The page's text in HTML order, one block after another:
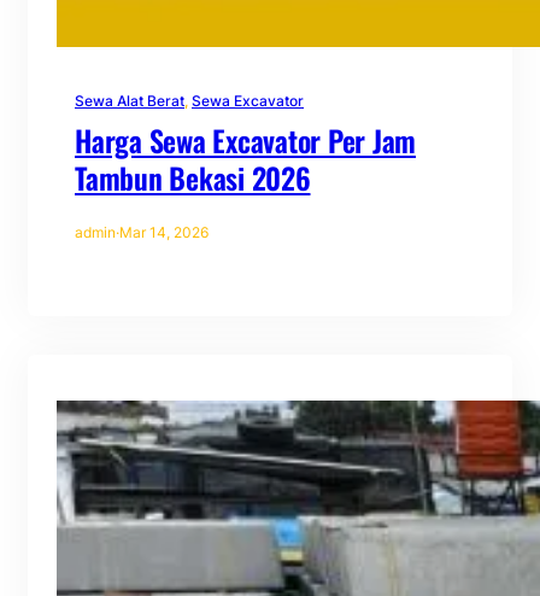
Sewa Alat Berat, Sewa Excavator
Harga Sewa Excavator Per Jam
Tambun Bekasi 2026
admin·Mar 14, 2026